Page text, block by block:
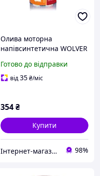
Олива моторна
напівсинтетична WOLVER
Diesel каністра 1л (12шт
уп)
Готово до відправки
від35₴/міс
354₴
Купити
Інтернет-магазин «АвтоДруг» 98%